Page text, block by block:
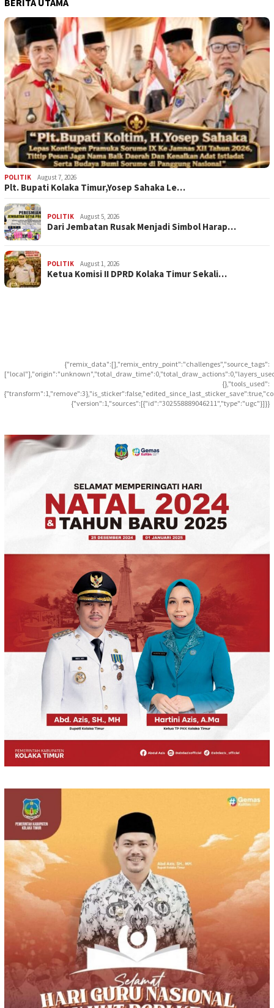
BERITA UTAMA
POLITIK August 7, 2026
Plt. Bupati Kolaka Timur,Yosep Sahaka Le…
POLITIK August 5, 2026
Dari Jembatan Rusak Menjadi Simbol Harap…
POLITIK August 1, 2026
Ketua Komisi II DPRD Kolaka Timur Sekali…
{"remix_data":[],"remix_entry_point":"challenges","source_tags":
{},"tools_used":
{"version":1,"sources":[{"id":"302558889046211","type":"ugc"}]}}